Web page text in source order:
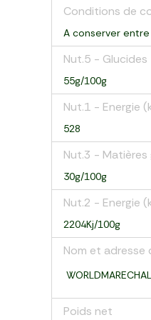
Conditions de
A conserver
Nut.5 - Glucides
55g/100g
Nut.1 - Energie
528
Nut.3 - Matières
30g/100g
Nut.2 - Energie
2204Kj/100g
Nom et
Poids net